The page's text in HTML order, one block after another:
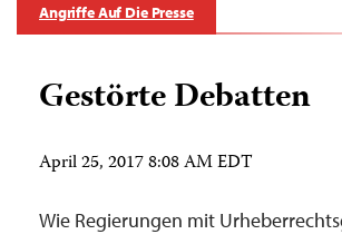
Angriffe Auf Die Presse
Gestörte Debatten
April 25, 2017 8:08 AM EDT
Wie Regierungen mit